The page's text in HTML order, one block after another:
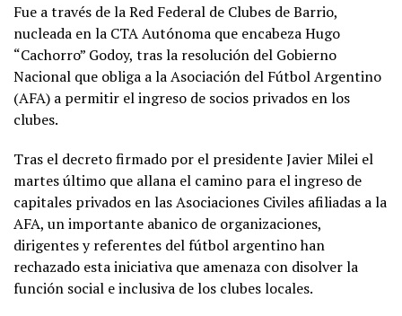
Fue a través de la Red Federal de Clubes de Barrio,
nucleada en la CTA Autónoma que encabeza Hugo
“Cachorro” Godoy, tras la resolución del Gobierno
Nacional que obliga a la Asociación del Fútbol Argentino
(AFA) a permitir el ingreso de socios privados en los
clubes.
Tras el decreto firmado por el presidente Javier Milei el
martes último que allana el camino para el ingreso de
capitales privados en las Asociaciones Civiles afiliadas a la
AFA, un importante abanico de organizaciones,
dirigentes y referentes del fútbol argentino han
rechazado esta iniciativa que amenaza con disolver la
función social e inclusiva de los clubes locales.